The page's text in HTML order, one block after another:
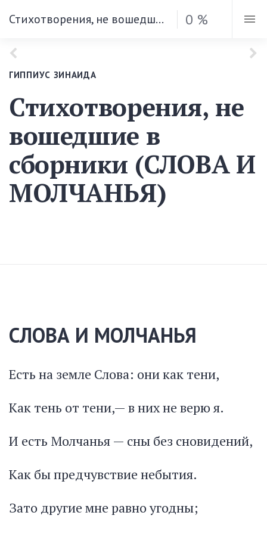
Стихотворения, не вошедшие в сборники (СЛОВА И МОЛЧАНЬЯ) 0 %
ГИППИУС ЗИНАИДА
Стихотворения, не
вошедшие в
сборники (СЛОВА И
МОЛЧАНЬЯ)
СЛОВА И МОЛЧАНЬЯ
Есть на земле Слова: они как тени,
Как тень от тени,— в них не верю я.
И есть Молчанья — сны без сновидений,
Как бы предчувствие небытия.
Зато другие мне равно угодны;